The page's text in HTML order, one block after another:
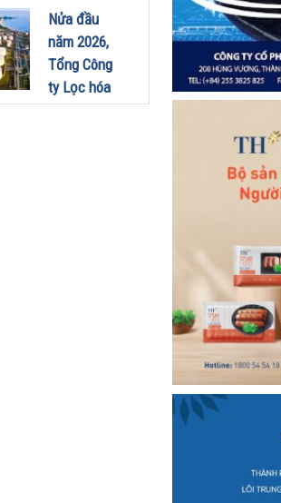
sang dùng
Limo
Green: Tôi
đã hiểu vì
sao xe điện
Nửa đầu
năm 2026,
Tổng Công
ty Lọc hóa
dầu Việt